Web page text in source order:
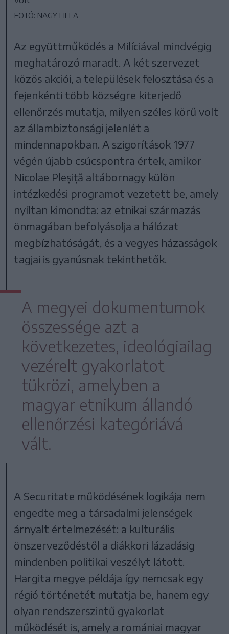
FOTÓ: NAGY LILLA
Az együttműködés a Milíciával mindvégig
meghatározó maradt. A két szervezet
közös akciói, a települések felosztása és a
fejenkénti több községre kiterjedő
ellenőrzés mutatja, milyen széles körű volt
az állambiztonsági jelenlét a
mindennapokban. A szigorítások 1977
végén újabb csúcspontra értek, amikor
Nicolae Pleșiță altábornagy külön
intézkedési programot vezetett be, amely
nyíltan kimondta: az etnikai származás
önmagában befolyásolja a hálózat
megbízhatóságát, és a vegyes házasságok
tagjai is gyanúsnak tekinthetők.
A megyei dokumentumok
összessége azt a
következetes, ideológiailag
vezérelt gyakorlatot
tükrözi, amelyben a
magyar etnikum állandó
ellenőrzési kategóriává
vált.
A Securitate működésének logikája nem
engedte meg a társadalmi jelenségek
árnyalt értelmezését: a kulturális
önszerveződéstől a diákkori lázadásig
mindenben politikai veszélyt látott.
Hargita megye példája így nemcsak egy
régió történetét mutatja be, hanem egy
olyan rendszerszintű gyakorlat
működését is, amely a romániai magyar